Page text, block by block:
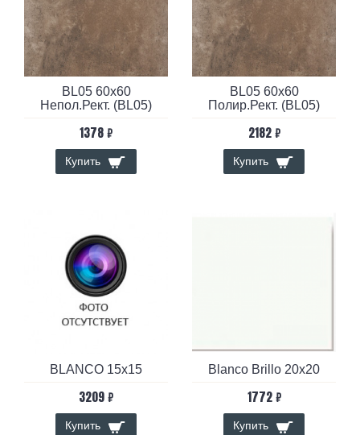
BL05 60x60
Непол.Рект. (BL05)
1378 ₽
Купить
BL05 60x60
Полир.Рект. (BL05)
2182 ₽
Купить
BLANCO 15x15
3209 ₽
Купить
Blanco Brillo 20x20
1772 ₽
Купить